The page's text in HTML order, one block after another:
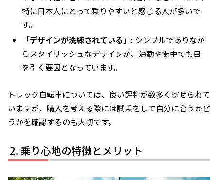
特に日本人にとって乗りやすいと感じる人が多いで
す。
「デザインが洗練されている」 : シンプルでありなが
らスタイリッシュなデザインが、通勤や街中でも目
を引く要因となっています。
トレック自転車については、良い評判が数多く寄せられて
いますが、購入を考える際には試乗をして自分に合うかど
うかを確認するのも大切です。
乗り心地の特徴とメリット